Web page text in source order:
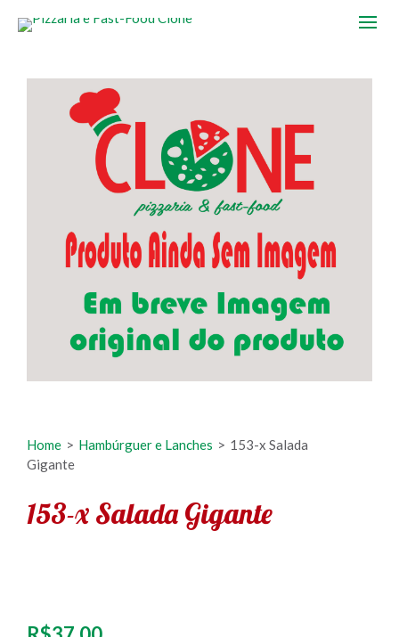
Home > Hambúrguer e Lanches > 153-x Salada
Gigante
153-x Salada Gigante